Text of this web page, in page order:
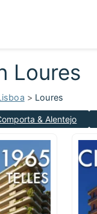
Loures
> Loures
& Alentejo